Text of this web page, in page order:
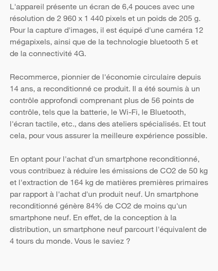
L'appareil présente un écran de 6,4 pouces avec une
résolution de 2 960 x 1 440 pixels et un poids de 205 g.
Pour la capture d'images, il est équipé d'une caméra 12
mégapixels, ainsi que de la technologie bluetooth 5 et
de la connectivité 4G.
Recommerce, pionnier de l'économie circulaire depuis
14 ans, a reconditionné ce produit. Il a été soumis à un
contrôle approfondi comprenant plus de 56 points de
contrôle, tels que la batterie, le Wi-Fi, le Bluetooth,
l'écran tactile, etc., dans des ateliers spécialisés. Et tout
cela, pour vous assurer la meilleure expérience possible.
En optant pour l'achat d'un smartphone reconditionné,
vous contribuez à réduire les émissions de CO2 de 50 kg
et l'extraction de 164 kg de matières premières primaires
par rapport à l'achat d'un produit neuf. Un smartphone
reconditionné génère 84% de CO2 de moins qu'un
smartphone neuf. En effet, de la conception à la
distribution, un smartphone neuf parcourt l'équivalent de
4 tours du monde. Vous le saviez ?